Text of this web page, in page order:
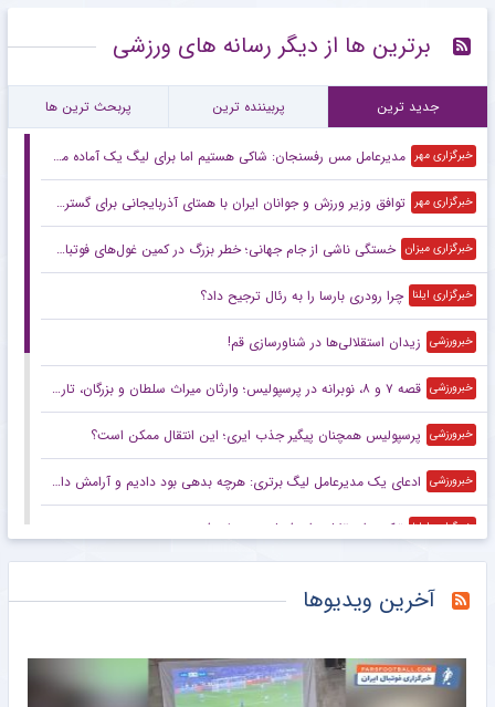
برترین ها از دیگر رسانه های ورزشی
جدید ترین پربیننده ترین پربحث ترین ها
خبرگزاری مهر مدیرعامل مس رفسنجان: شاکی هستیم اما برای لیگ یک آماده می‌شویم
خبرگزاری مهر توافق وزیر ورزش و جوانان ایران با همتای آذربایجانی برای گسترش همکاری
خبرگزاری میزان خستگی ناشی از جام جهانی؛ خطر بزرگ در کمین غول‌های فوتبال اروپا
خبرگزاری ایلنا چرا رودری بارسا را به رئال ترجیح داد؟
خبرورزشی زیدان استقلالی‌ها در شناورسازی قم!
خبرورزشی قصه ۷ و ۸، نوبرانه در پرسپولیس؛ وارثان میراث سلطان و بزرگان، تاریخ‌ساز می‌شوند یا قربانی تاریخ؟
خبرورزشی پرسپولیس همچنان پیگیر جذب ایری؛ این انتقال ممکن است؟
خبرورزشی ادعای یک مدیرعامل لیگ برتری: هرچه بدهی بود دادیم و آرامش داریم
خبرگزاری ایلنا ترکیب استقلال برای فصل جدید لو رفت
خبرانلاین تماس شوکه کننده موری با علیمنصور!
آخرین ویدیوها